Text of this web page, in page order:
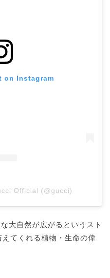
on Instagram
Official (@gucci)
大自然が広がるというスト
てくれる植物・生命の偉